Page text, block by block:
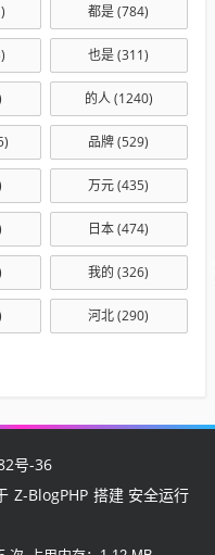
都是(784)
也是(311)
的人(1240)
品牌(529)
万元(435)
日本(474)
我的 (326)
河北(290)
号-36
Z-BlogPHP 搭建 安全运行